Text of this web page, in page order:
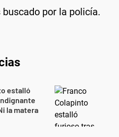
por la policía.
estalló
la matera